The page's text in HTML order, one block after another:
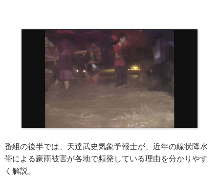
番組の後半では、天達武史気象予報士が、近年の線状降水
帯による豪雨被害が各地で頻発している理由を分かりやす
く解説。